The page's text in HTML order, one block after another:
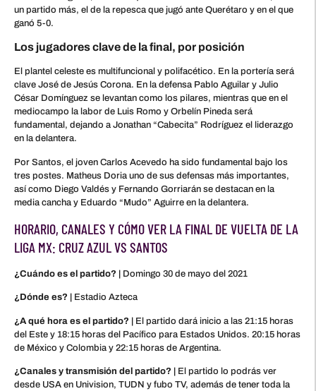
un partido más, el de la repesca que jugó ante Querétaro y en el que
ganó 5-0.
Los jugadores clave de la final, por posición
El plantel celeste es multifuncional y polifacético. En la portería será
clave José de Jesús Corona. En la defensa Pablo Aguilar y Julio
César Domínguez se levantan como los pilares, mientras que en el
mediocampo la labor de Luis Romo y Orbelín Pineda será
fundamental, dejando a Jonathan “Cabecita” Rodríguez el liderazgo
en la delantera.
Por Santos, el joven Carlos Acevedo ha sido fundamental bajo los
tres postes. Matheus Doria uno de sus defensas más importantes,
así como Diego Valdés y Fernando Gorriarán se destacan en la
media cancha y Eduardo “Mudo” Aguirre en la delantera.
HORARIO, CANALES Y CÓMO VER LA FINAL DE VUELTA DE LA
LIGA MX: CRUZ AZUL VS SANTOS
¿Cuándo es el partido? | Domingo 30 de mayo del 2021
¿Dónde es? | Estadio Azteca
¿A qué hora es el partido? | El partido dará inicio a las 21:15 horas
del Este y 18:15 horas del Pacífico para Estados Unidos. 20:15 horas
de México y Colombia y 22:15 horas de Argentina.
¿Canales y transmisión del partido? |
El partido lo podrás ver
desde USA en Univision, TUDN y fubo TV, además de tener toda la